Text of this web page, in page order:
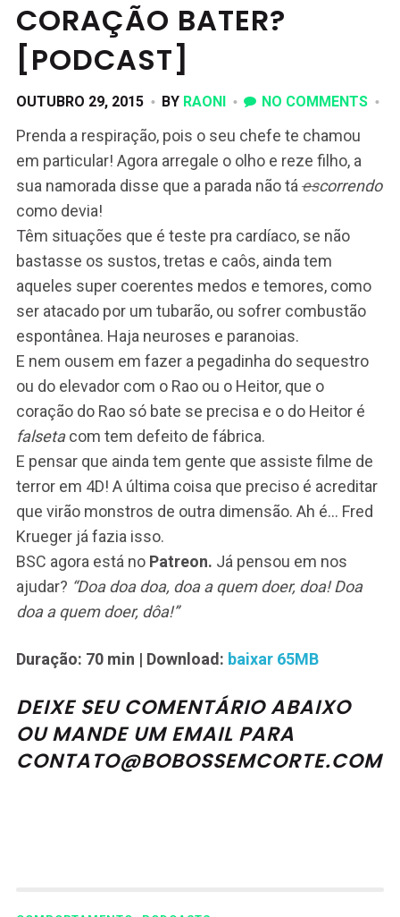
CORAÇÃO BATER?
[PODCAST]
OUTUBRO 29, 2015 BY RAONI NO COMMENTS
Prenda a respiração, pois o seu chefe te chamou
em particular! Agora arregale o olho e reze filho, a
sua namorada disse que a parada não tá escorrendo
como devia!
Têm situações que é teste pra cardíaco, se não
bastasse os sustos, tretas e caôs, ainda tem
aqueles super coerentes medos e temores, como
ser atacado por um tubarão, ou sofrer combustão
espontânea. Haja neuroses e paranoias.
E nem ousem em fazer a pegadinha do sequestro
ou do elevador com o Rao ou o Heitor, que o
coração do Rao só bate se precisa e o do Heitor é
falsetacom tem defeito de fábrica.
E pensar que ainda tem gente que assiste filme de
terror em 4D! A última coisa que preciso é acreditar
que virão monstros de outra dimensão. Ah é… Fred
Krueger já fazia isso.
BSC agora está no Patreon. Já pensou em nos
ajudar? “Doa doa doa, doa a quem doer, doa! Doa
doa a quem doer, dôa!”
Duração: 70 min | Download: baixar 65MB
DEIXE SEU COMENTÁRIO ABAIXO
OU MANDE UM EMAIL PARA
CONTATO@BOBOSSEMCORTE.COM